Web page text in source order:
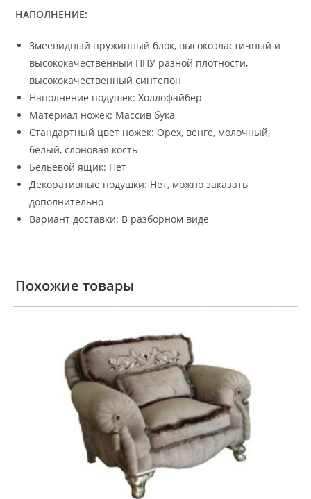
НАПОЛНЕНИЕ:
Змеевидный пружинный блок, высокоэластичный и
высококачественный ППУ разной плотности,
высококачественный синтепон
Наполнение подушек: Холлофайбер
Материал ножек: Массив бука
Стандартный цвет ножек: Орех, венге, молочный,
белый, слоновая кость
Бельевой ящик: Нет
Декоративные подушки: Нет, можно заказать
дополнительно
Вариант доставки: В разборном виде
Похожие товары